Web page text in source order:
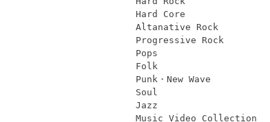
Hard Core
Altanative Rock
Progressive Rock
Pops
Folk
Punk・New Wave
Soul
Jazz
Music Video Collection